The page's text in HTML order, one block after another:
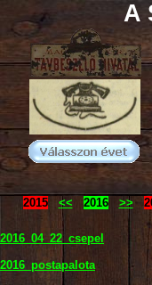
A
2015 << 2016 >>
2016_04_22_csepel
2016_postapalota